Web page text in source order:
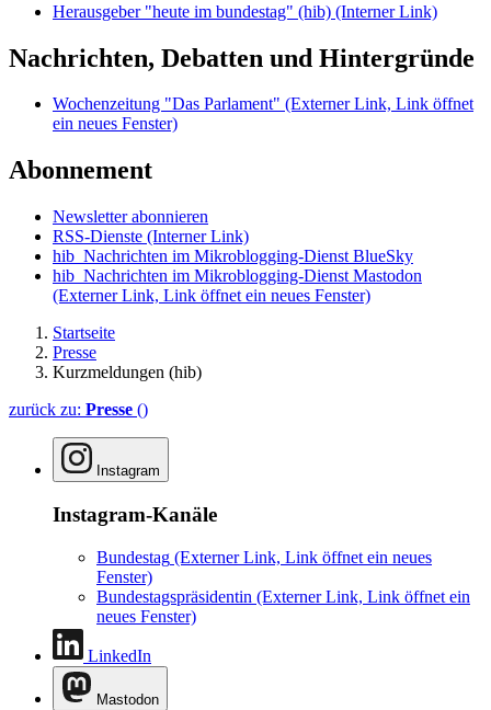
Herausgeber "heute im bundestag" (hib) (Interner Link)
Nachrichten, Debatten und Hintergründe
Wochenzeitung "Das Parlament" (Externer Link, Link öffnet
ein neues Fenster)
Abonnement
Newsletter abonnieren
RSS-Dienste (Interner Link)
hib_Nachrichten im Mikroblogging-Dienst BlueSky
hib_Nachrichten im Mikroblogging-Dienst Mastodon
(Externer Link, Link öffnet ein neues Fenster)
Startseite
Presse
Kurzmeldungen (hib)
zurück zu: Presse ()
Instagram
Instagram-Kanäle
Bundestag (Externer Link, Link öffnet ein neues
Fenster)
Bundestagspräsidentin (Externer Link, Link öffnet ein
neues Fenster)
LinkedIn
Mastodon